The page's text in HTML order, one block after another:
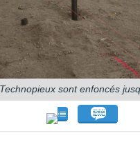
sont enfoncés